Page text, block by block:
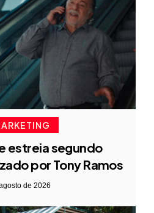
estreia segundo
por Tony Ramos
de 2026